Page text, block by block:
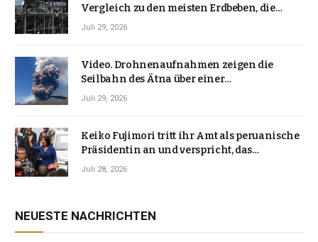
Vergleich zu den meisten Erdbeben, die
Japan erschütterten, ungewöhnlich ist
Juli 29, 2026
Video. Drohnenaufnahmen zeigen die
Seilbahn des Ätna über einer
Vulkanlandschaft
Juli 29, 2026
Keiko Fujimori tritt ihr Amt als peruanische
Präsidentin an und verspricht, das
Jahrzehnt der Instabilität zu beenden
Juli 28, 2026
NEUESTE NACHRICHTEN